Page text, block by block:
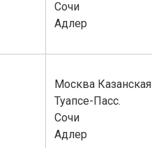
Сочи
Адлер
Москва Казанская
Туапсе-Пасс.
Сочи
Адлер